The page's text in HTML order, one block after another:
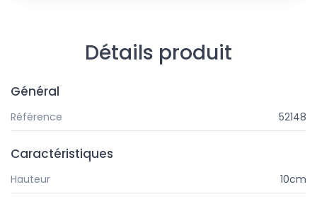
Détails produit
Général
Référence 52148
Caractéristiques
Hauteur 10cm